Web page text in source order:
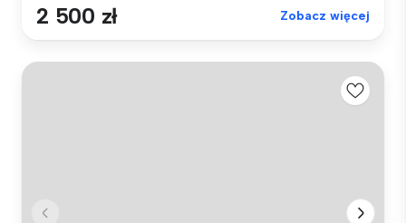
2 500 zł Zobacz więcej